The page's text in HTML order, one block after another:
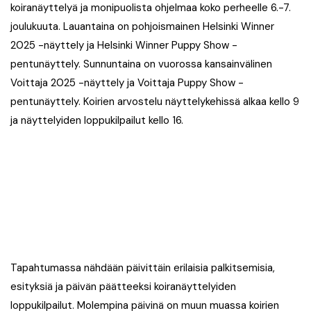
koiranäyttelyä ja monipuolista ohjelmaa koko perheelle 6.-7.
joulukuuta. Lauantaina on pohjoismainen Helsinki Winner
2025 -näyttely ja Helsinki Winner Puppy Show -
pentunäyttely. Sunnuntaina on vuorossa kansainvälinen
Voittaja 2025 -näyttely ja Voittaja Puppy Show -
pentunäyttely. Koirien arvostelu näyttelykehissä alkaa kello 9
ja näyttelyiden loppukilpailut kello 16.
Tapahtumassa nähdään päivittäin erilaisia palkitsemisia,
esityksiä ja päivän päätteeksi koiranäyttelyiden
loppukilpailut. Molempina päivinä on muun muassa koirien